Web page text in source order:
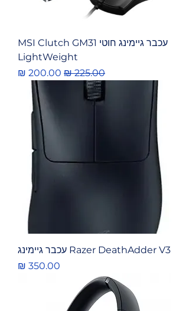
עכבר גיימינג ‏חוטי MSI Clutch GM31
LightWeight
מחיר רגיל מחיר מבצע
Razer DeathAdder V3 עכבר גיימינג
מחיר